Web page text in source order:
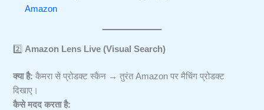
Amazon
2️⃣ Amazon Lens Live (Visual Search)
क्या है: कैमरा से प्रोडक्ट स्कैन → तुरंत Amazon पर मैचिंग प्रोडक्ट
दिखाए।
कैसे मदद करता है: